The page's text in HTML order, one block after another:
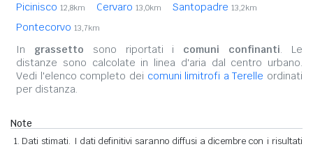
Picinisco 12,8km Cervaro 13,0km Santopadre 13,2km
Pontecorvo 13,7km
In grassetto sono riportati i comuni confinanti. Le
distanze sono calcolate in linea d'aria dal centro urbano.
Vedi l'elenco completo dei comuni limitrofi a Terelle ordinati
per distanza.
Note
Dati stimati. I dati definitivi saranno diffusi a dicembre con i risultati